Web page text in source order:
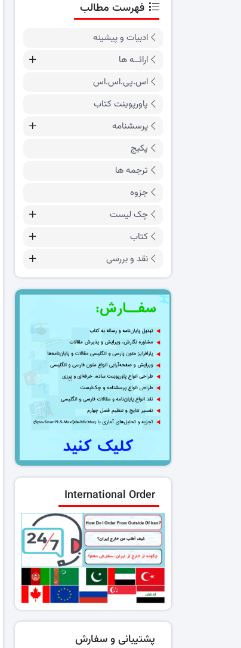
فهرست مطالب
ادبیات و پیشینه
ارائــه ها
اس.پی.اس.اس
پاورپوینت کتاب
پرسشنامه
پکیج
ترجمه ها
جزوه
چک لیست
کتاب
نقد و بررسی
International Order
پشتیبانی و سفارش